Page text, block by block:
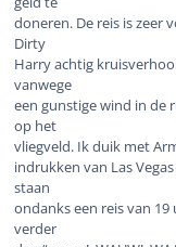
doneren. De reis is zeer
Dirty
Harry achtig
vanwege
een gunstige wind in de
op het
vliegveld. Ik duik met
indrukken van Las
staan
ondanks een reis van 19
verder